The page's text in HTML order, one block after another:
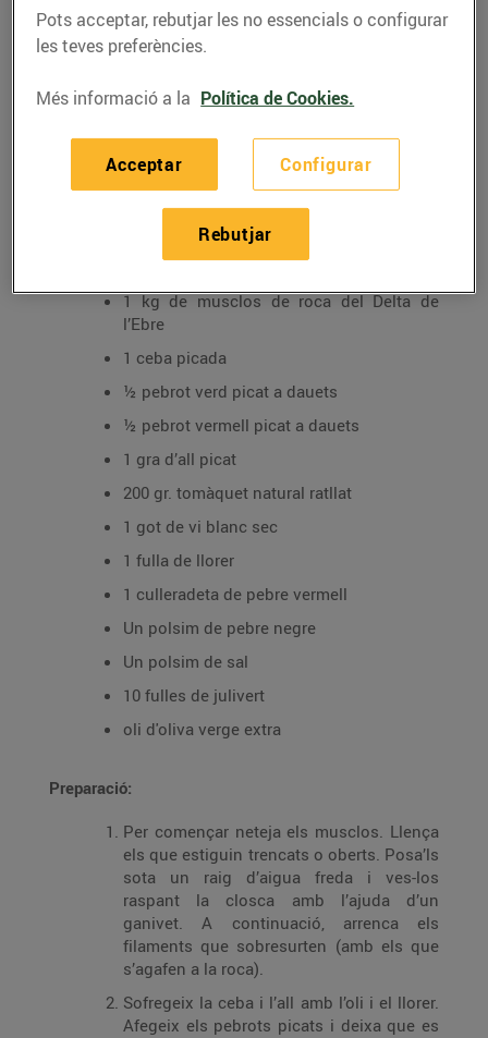
RECEPTES
Musclos a la marinera
26/de maig/2022
Ingredients per a 4 persones:
1 kg de musclos de roca del Delta de
l’Ebre
1 ceba picada
½ pebrot verd picat a dauets
½ pebrot vermell picat a dauets
1 gra d’all picat
200 gr. tomàquet natural ratllat
1 got de vi blanc sec
1 fulla de llorer
1 culleradeta de pebre vermell
Un polsim de pebre negre
Un polsim de sal
10 fulles de julivert
oli d'oliva verge extra
Preparació:
Per començar neteja els musclos. Llença
els que estiguin trencats o oberts. Posa’ls
sota un raig d’aigua freda i ves-los
raspant la closca amb l’ajuda d’un
ganivet. A continuació, arrenca els
filaments que sobresurten (amb els que
s’agafen a la roca).
Sofregeix la ceba i l’all amb l’oli i el llorer.
Afegeix els pebrots picats i deixa que es
Pots acceptar, rebutjar les no essencials o configurar
les teves preferències.
Més informació a la Política de Cookies.
Configurar
Rebutjar
Acceptar